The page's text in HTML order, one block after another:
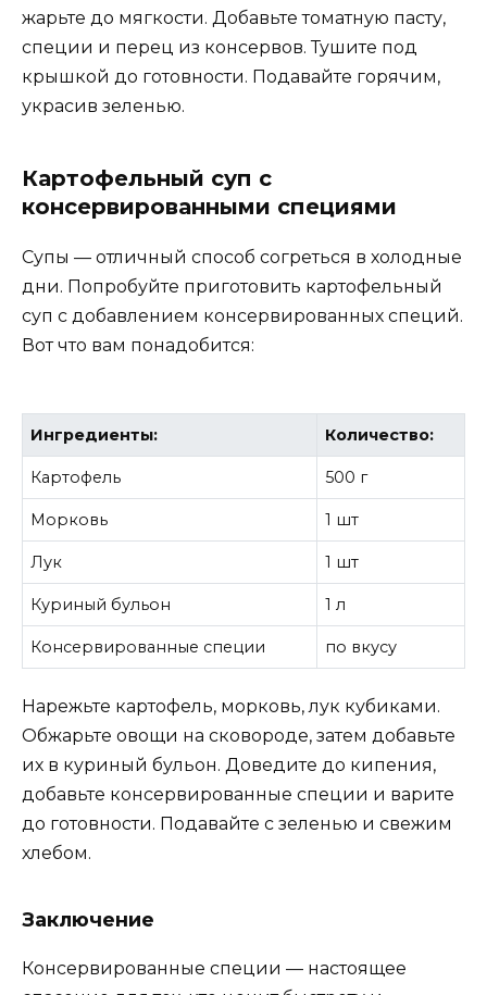
жарьте до мягкости. Добавьте томатную пасту,
специи и перец из консервов. Тушите под
крышкой до готовности. Подавайте горячим,
украсив зеленью.
Картофельный суп с
консервированными специями
Супы — отличный способ согреться в холодные
дни. Попробуйте приготовить картофельный
суп с добавлением консервированных специй.
Вот что вам понадобится:
Ингредиенты: Количество:
Картофель 500 г
Морковь 1 шт
Лук 1 шт
Куриный бульон 1 л
Консервированные специи по вкусу
Нарежьте картофель, морковь, лук кубиками.
Обжарьте овощи на сковороде, затем добавьте
их в куриный бульон. Доведите до кипения,
добавьте консервированные специи и варите
до готовности. Подавайте с зеленью и свежим
хлебом.
Заключение
Консервированные специи — настоящее